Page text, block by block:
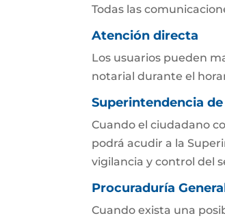
Todas las
Atención directa
Los usuarios pueden
notarial durante el
Superintendencia
Cuando el ciudadano
podrá acudir a la
vigilancia y control del
Procuraduría
Cuando exista una